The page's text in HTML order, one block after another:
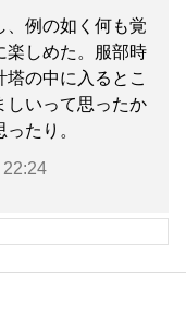
、例の如く何も覚
楽しめた。服部時
の中に入るとこ
しいって思ったか
たり。
22:24